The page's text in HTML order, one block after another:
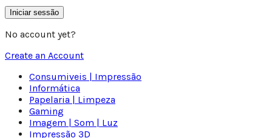
Iniciar sessão
No account yet?
Create an Account
Consumiveis | Impressão
Informática
Papelaria | Limpeza
Gaming
Imagem | Som | Luz
Impressão 3D